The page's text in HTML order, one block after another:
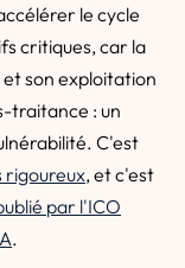
le cycle
critiques, car la
son exploitation
traitance : un
C'est
rigoureux, et c'est
par l'ICO
.